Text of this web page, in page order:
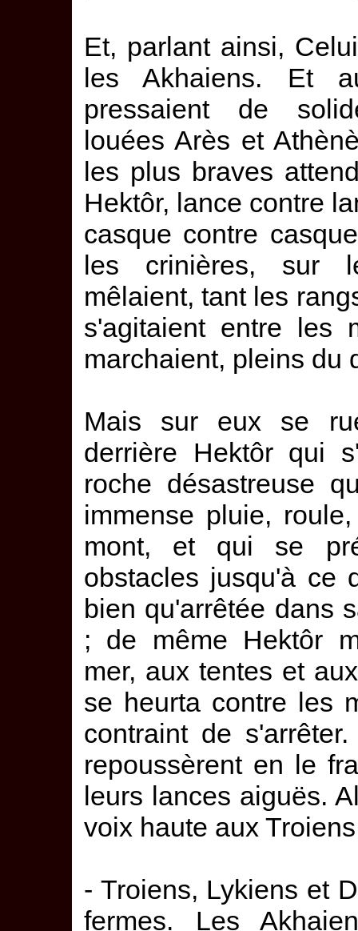
Et, parlant ainsi,
les Akhaiens. Et
pressaient de
louées Arès et
les plus braves
Hektôr, lance contre
casque contre
les crinières, sur
mêlaient, tant les
s'agitaient entre les
marchaient, pleins du
Mais sur eux se
derrière Hektôr qui
roche désastreuse
immense pluie,
mont, et qui se
obstacles jusqu'à ce
bien qu'arrêtée dans
; de même Hektôr
mer, aux tentes et
se heurta contre les
contraint de
repoussèrent en le
leurs lances aiguës.
voix haute aux
- Troiens, Lykiens et
fermes. Les